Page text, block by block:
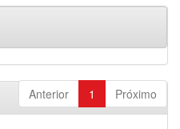
Anterior 1 Próximo